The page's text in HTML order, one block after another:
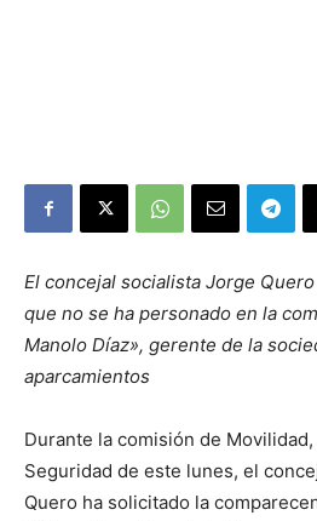
El concejal socialista Jorge
que no se ha personado en la
Manolo Díaz», gerente de la
aparcamientos
Durante la comisión de
Seguridad de este lunes, el
Quero ha solicitado la